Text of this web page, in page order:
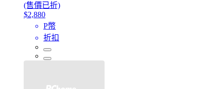
(售價已折)
$2,880
P幣
折扣